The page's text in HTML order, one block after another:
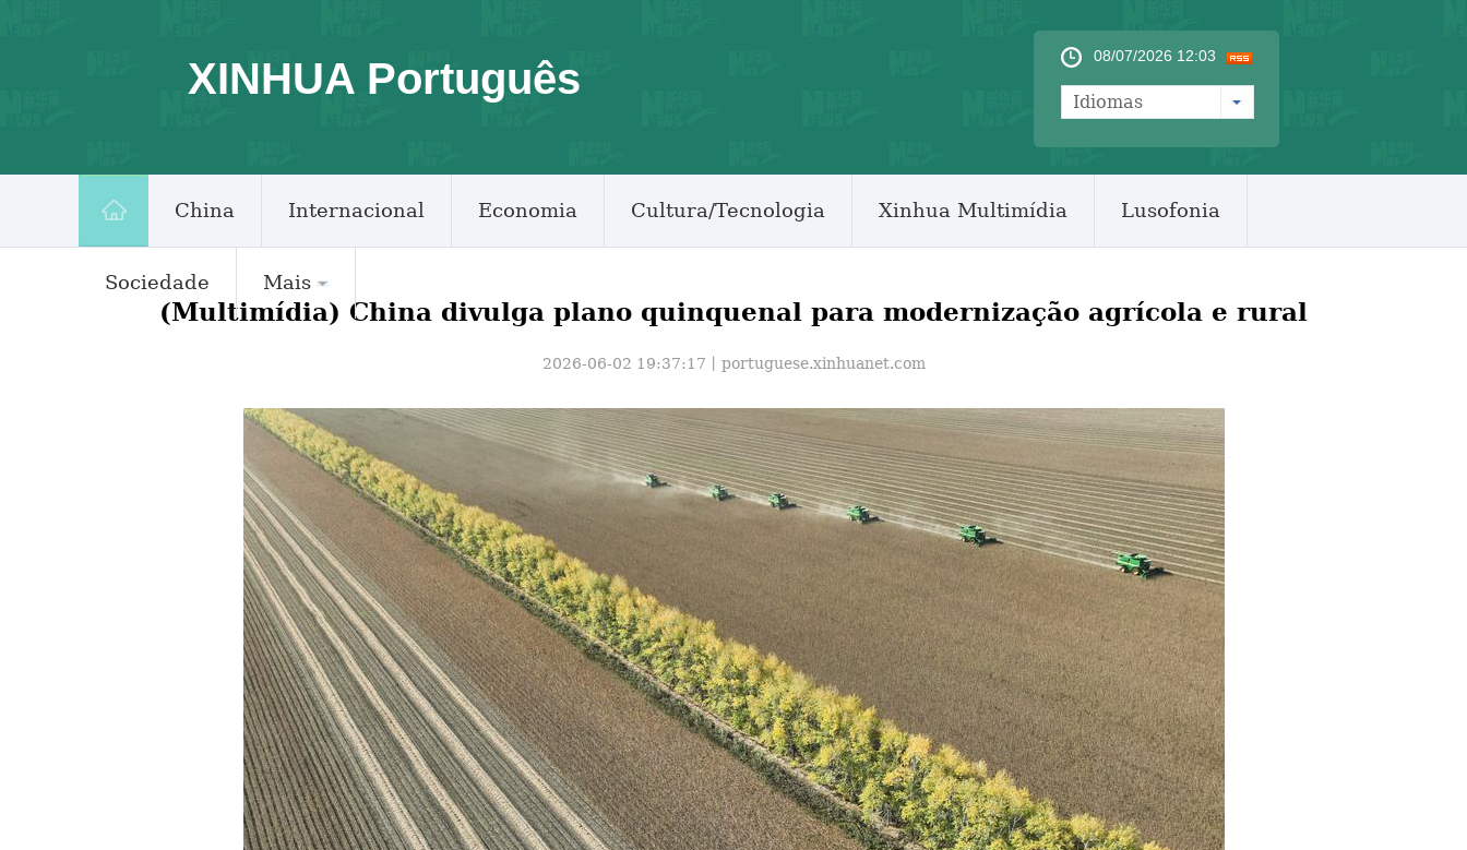
XINHUA Português 08/07/2026 12:03
Idiomas
China Internacional Economia Cultura/Tecnologia Xinhua Multimídia Lusofonia
Sociedade Mais
(Multimídia) China divulga plano quinquenal para modernização agrícola e rural
2026-06-02 19:37:17丨 portuguese.xinhuanet.com